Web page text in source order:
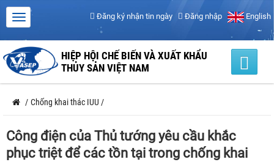
Đăng ký nhận tin ngày Đăng nhập English
HIỆP HỘI CHẾ BIẾN VÀ XUẤT KHẨU
THỦY SẢN VIỆT NAM
/ Chống khai thác IUU /
Công điện của Thủ tướng yêu cầu khắc
phục triệt để các tồn tại trong chống khai